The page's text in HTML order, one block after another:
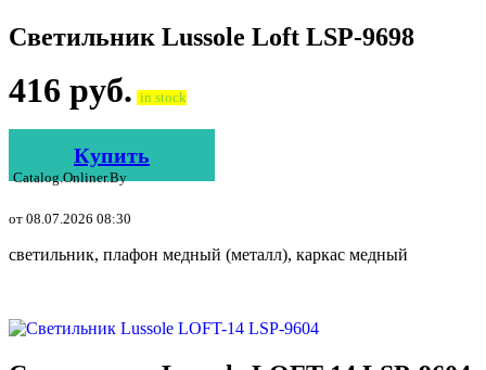
Светильник Lussole Loft LSP-9698
416 руб. in stock
Купить
Catalog.onliner.by
от 08.07.2026 08:30
светильник, плафон медный (металл), каркас медный